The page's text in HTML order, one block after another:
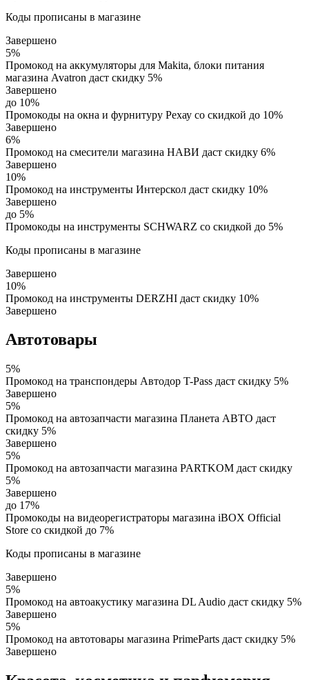
Коды прописаны в магазине
Завершено
5%
Промокод на аккумуляторы для Makita, блоки питания
магазина Avatron даст скидку 5%
Завершено
до 10%
Промокоды на окна и фурнитуру Рехау со скидкой до 10%
Завершено
6%
Промокод на смесители магазина НАВИ даст скидку 6%
Завершено
10%
Промокод на инструменты Интерскол даст скидку 10%
Завершено
до 5%
Промокоды на инструменты SCHWARZ со скидкой до 5%
Коды прописаны в магазине
Завершено
10%
Промокод на инструменты DERZHI даст скидку 10%
Завершено
Автотовары
5%
Промокод на транспондеры Автодор T-Pass даст скидку 5%
Завершено
5%
Промокод на автозапчасти магазина Планета АВТО даст
скидку 5%
Завершено
5%
Промокод на автозапчасти магазина PARTKOM даст скидку
5%
Завершено
до 17%
Промокоды на видеорегистраторы магазина iBOX Official
Store со скидкой до 7%
Коды прописаны в магазине
Завершено
5%
Промокод на автоакустику магазина DL Audio даст скидку 5%
Завершено
5%
Промокод на автотовары магазина PrimeParts даст скидку 5%
Завершено